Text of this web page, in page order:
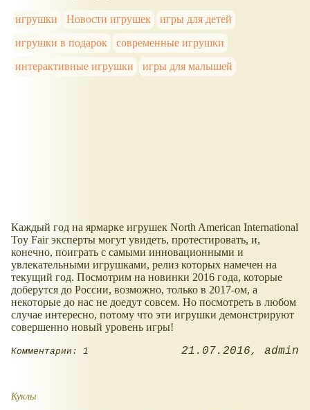
игрушки Новости игрушек
игры для детей
игрушки в подарок
современные игрушки
интерактивные игрушки
игры для малышей
Каждый год на ярмарке игрушек North American International
Toy Fair эксперты могут увидеть, протестировать, и,
конечно, поиграть с самыми инновационными и
увлекательными игрушками, релиз которых намечен на
текущий год. Посмотрим на новинки 2016 года, которые
доберутся до России, возможно, только в 2017-ом, а
некоторые до нас не доедут совсем. Но посмотреть в любом
случае интересно, потому что эти игрушки демонстрируют
совершенно новый уровень игры!
Комментарии: 1 21.07.2016 admin
Куклы